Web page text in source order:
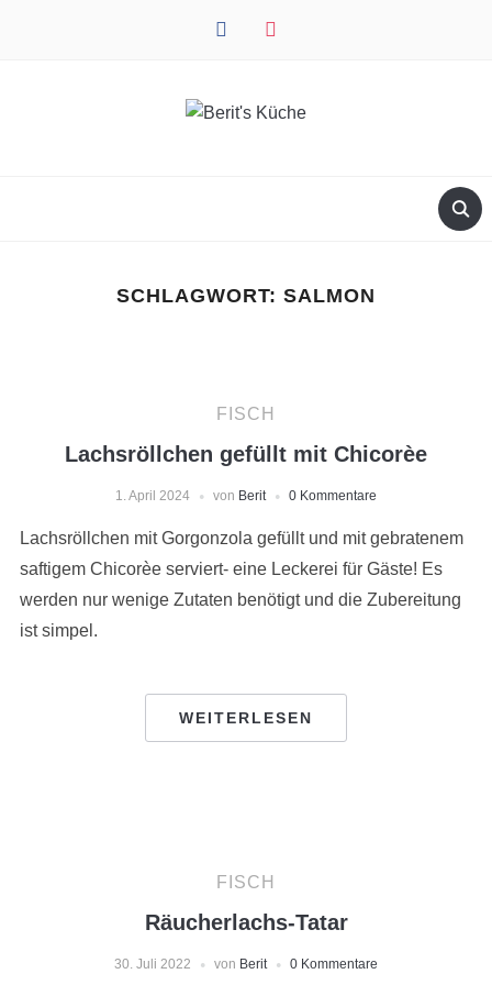
facebook instagram
SCHLAGWORT: SALMON
FISCH
Lachsröllchen gefüllt mit Chicorèe
1. April 2024 von Berit 0 Kommentare
Lachsröllchen mit Gorgonzola gefüllt und mit gebratenem
saftigem Chicorèe serviert- eine Leckerei für Gäste! Es
werden nur wenige Zutaten benötigt und die Zubereitung
ist simpel.
WEITERLESEN
FISCH
Räucherlachs-Tatar
30. Juli 2022 von Berit 0 Kommentare